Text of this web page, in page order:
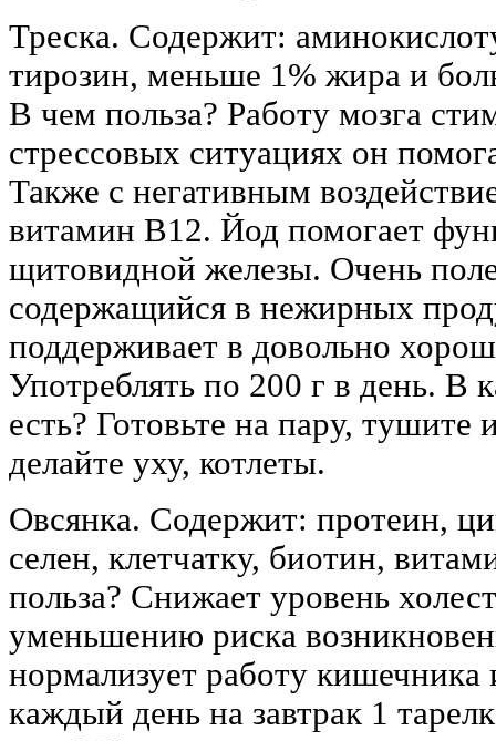
Треска. Содержит:
тирозин, меньше 1% жира и
В чем польза? Работу мозга
стрессовых ситуациях он
Также с негативным
витамин В12. Йод помогает
щитовидной железы. Очень
содержащийся в нежирных
поддерживает в довольно
Употреблять по 200 г в день. В
есть? Готовьте на пару, тушите
делайте уху, котлеты.
Овсянка. Содержит: протеин,
селен, клетчатку, биотин,
польза? Снижает уровень
уменьшению риска
нормализует работу
каждый день на завтрак 1